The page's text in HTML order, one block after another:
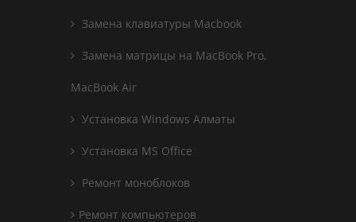
Замена клавиатуры Macbook
Замена матрицы на MacBook Pro,
MacBook Air
Установка Windows Алматы
Установка MS Office
Ремонт моноблоков
Ремонт компьютеров